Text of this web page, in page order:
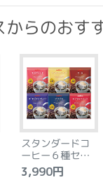
からのおす
スタンダードコ
ーヒー６種セッ
ト
3,990円